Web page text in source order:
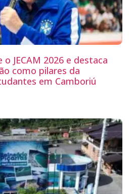
o JECAM 2026 e destaca
como pilares da
em Camboriú